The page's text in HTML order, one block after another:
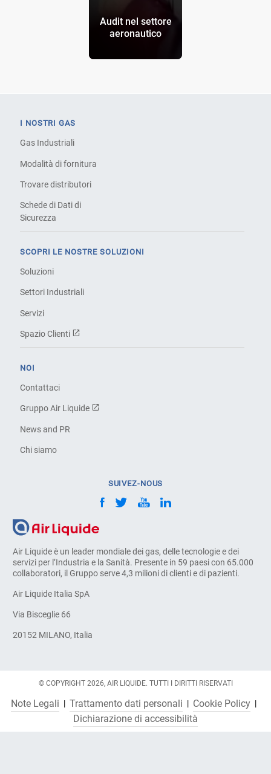
Audit nel settore
aeronautico
Air Liquide è un leader mondiale dei gas, delle tecnologie e dei
servizi per l’Industria e la Sanità. Presente in 59 paesi con 65.000
collaboratori, il Gruppo serve 4,3 milioni di clienti e di pazienti.
Air Liquide Italia SpA
Via Bisceglie 66
20152 MILANO, Italia
I NOSTRI GAS
Gas Industriali
Modalità di fornitura
Trovare distributori
Schede di Dati di
Sicurezza
SCOPRI LE NOSTRE SOLUZIONI
Soluzioni
Settori Industriali
Servizi
Spazio Clienti
NOI
Contattaci
Gruppo Air Liquide
News and PR
Chi siamo
SUIVEZ-NOUS
© COPYRIGHT 2026, AIR LIQUIDE. TUTTI I DIRITTI RISERVATI
Note Legali Trattamento dati personali
Cookie Policy
Dichiarazione di accessibilità